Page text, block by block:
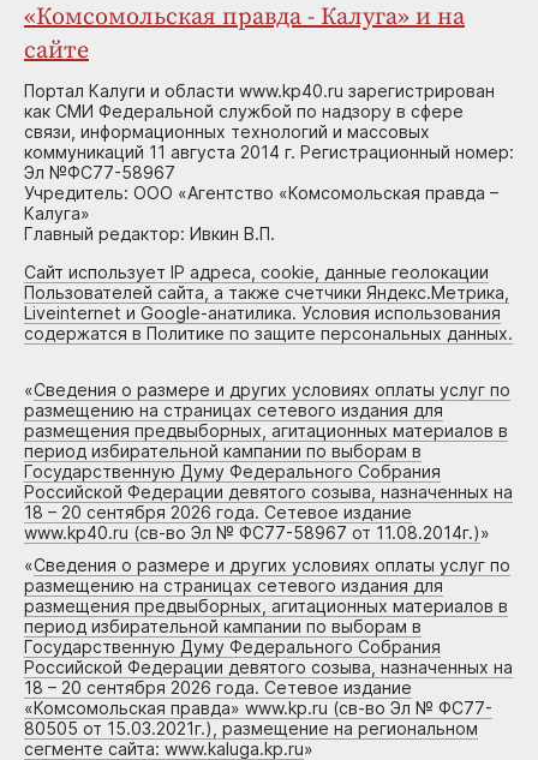
«Комсомольская правда - Калуга» и на
сайте
Портал Калуги и области www.kp40.ru зарегистрирован
как СМИ Федеральной службой по надзору в сфере
связи, информационных технологий и массовых
коммуникаций 11 августа 2014 г. Регистрационный номер:
Эл №ФС77-58967
Учредитель: ООО «Агентство «Комсомольская правда –
Калуга»
Главный редактор: Ивкин В.П.
Сайт использует IP адреса, cookie, данные геолокации
Пользователей сайта, а также счетчики Яндекс.Метрика,
Liveinternet и Google-анатилика. Условия использования
содержатся в Политике по защите персональных данных.
«Сведения о размере и других условиях оплаты услуг по
размещению на страницах сетевого издания для
размещения предвыборных, агитационных материалов в
период избирательной кампании по выборам в
Государственную Думу Федерального Собрания
Российской Федерации девятого созыва, назначенных на
18 – 20 сентября 2026 года. Сетевое издание
www.kp40.ru (св-во Эл № ФС77-58967 от 11.08.2014г.)»
«Сведения о размере и других условиях оплаты услуг по
размещению на страницах сетевого издания для
размещения предвыборных, агитационных материалов в
период избирательной кампании по выборам в
Государственную Думу Федерального Собрания
Российской Федерации девятого созыва, назначенных на
18 – 20 сентября 2026 года. Сетевое издание
«Комсомольская правда» www.kp.ru (св-во Эл № ФС77-
80505 от 15.03.2021г.), размещение на региональном
сегменте сайта: www.kaluga.kp.ru»